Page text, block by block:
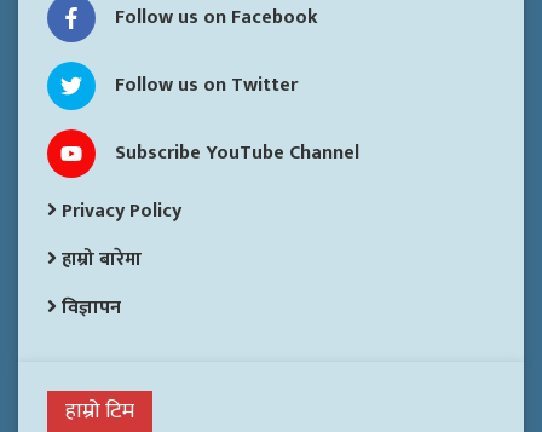
Follow us on Facebook
Follow us on Twitter
Subscribe YouTube Channel
Privacy Policy
हाम्रो बारेमा
विज्ञापन
हाम्रो टिम